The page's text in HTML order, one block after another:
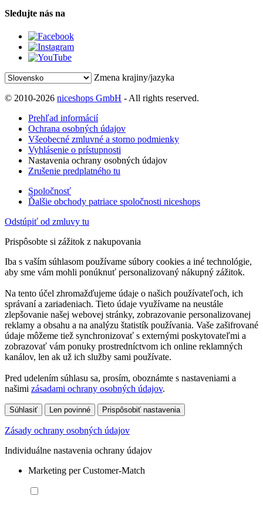
Sledujte nás na
Zmena krajiny/jazyka
© 2010-2026 niceshops GmbH - All rights reserved.
Prehľad informácií
Ochrana osobných údajov
Všeobecné zmluvné a storno podmienky
Vyhlásenie o prístupnosti
Nastavenia ochrany osobných údajov
Zrušenie predplatného tu
Spoločnosť
Ďalšie obchody patriace spoločnosti niceshops
Odstúpiť od zmluvy tu
Prispôsobte si zážitok z nakupovania
Iba s vaším súhlasom používame súbory cookies a iné technológie,
aby sme vám mohli ponúknuť personalizovaný nákupný zážitok.
Na tento účel zhromažďujeme údaje o našich používateľoch, ich
správaní a zariadeniach. Tieto údaje využívame na neustále
zlepšovanie našej webovej stránky, zobrazovanie personalizovanej
reklamy a obsahu a na analýzu štatistík používania. Vaše zašifrované
údaje môžeme tiež synchronizovať s externými poskytovateľmi a
zobrazovať vám ponuky prostredníctvom ich online reklamných
kanálov, len ak už ich služby sami používate.
Pred udelením súhlasu sa, prosím, oboznámte s nastaveniami a
našimi zásadami ochrany osobných údajov.
Súhlasiť Len povinné Prispôsobiť nastavenia
Zásady ochrany osobných údajov
Individuálne nastavenia ochrany údajov
Marketing per Customer-Match